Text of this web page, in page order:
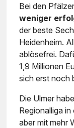
Bei den
weniger
der beste
Heidenheim.
ablösefrei.
1,9 Millionen
sich erst noch
Die Ulmer
Regionalliga
aber mit mehr